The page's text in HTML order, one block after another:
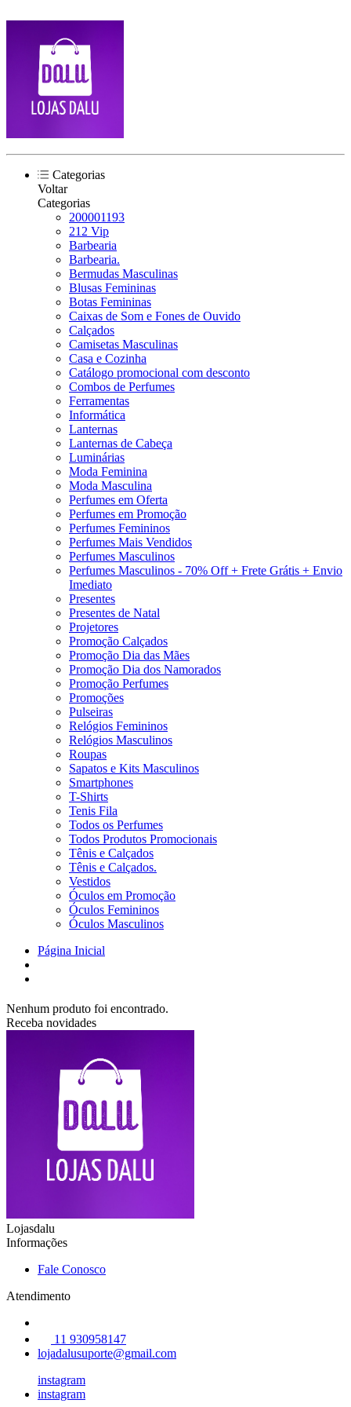
Categorias
Voltar
Categorias
200001193
212 Vip
Barbearia
Barbearia.
Bermudas Masculinas
Blusas Femininas
Botas Femininas
Caixas de Som e Fones de Ouvido
Calçados
Camisetas Masculinas
Casa e Cozinha
Catálogo promocional com desconto
Combos de Perfumes
Ferramentas
Informática
Lanternas
Lanternas de Cabeça
Luminárias
Moda Feminina
Moda Masculina
Perfumes em Oferta
Perfumes em Promoção
Perfumes Femininos
Perfumes Mais Vendidos
Perfumes Masculinos
Perfumes Masculinos - 70% Off + Frete Grátis + Envio
Imediato
Presentes
Presentes de Natal
Projetores
Promoção Calçados
Promoção Dia das Mães
Promoção Dia dos Namorados
Promoção Perfumes
Promoções
Pulseiras
Relógios Femininos
Relógios Masculinos
Roupas
Sapatos e Kits Masculinos
Smartphones
T-Shirts
Tenis Fila
Todos os Perfumes
Todos Produtos Promocionais
Tênis e Calçados
Tênis e Calçados.
Vestidos
Óculos em Promoção
Óculos Femininos
Óculos Masculinos
Página Inicial
Nenhum produto foi encontrado.
Receba novidades
Lojasdalu
Informações
Fale Conosco
Atendimento
11 930958147
lojadalusuporte@gmail.com
instagram
instagram